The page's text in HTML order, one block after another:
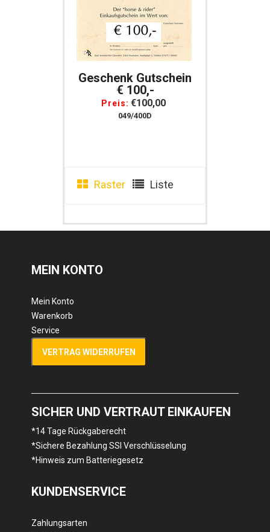
Geschenk Gutschein
€ 100,-
Preis: €100,00
049/400D
Raster Liste
MEIN KONTO
Mein Konto
Warenkorb
Service
VERTRAG WIDERRUFEN
SICHER UND VERTRAUT EINKAUFEN
*14 Tage Rückgaberecht
*Sichere Bezahlung SSl Verschlüsselung
*Hinweis zum Batteriegesetz
KUNDENSERVICE
Zahlungsarten